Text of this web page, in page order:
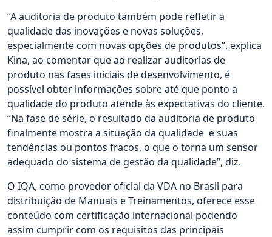
“A auditoria de produto também pode refletir a
qualidade das inovações e novas soluções,
especialmente com novas opções de produtos”, explica
Kina, ao comentar que ao realizar auditorias de
produto nas fases iniciais de desenvolvimento, é
possível obter informações sobre até que ponto a
qualidade do produto atende às expectativas do cliente.
“Na fase de série, o resultado da auditoria de produto
finalmente mostra a situação da qualidade e suas
tendências ou pontos fracos, o que o torna um sensor
adequado do sistema de gestão da qualidade”, diz.
O IQA, como provedor oficial da VDA no Brasil para
distribuição de Manuais e Treinamentos, oferece esse
conteúdo com certificação internacional podendo
assim cumprir com os requisitos das principais